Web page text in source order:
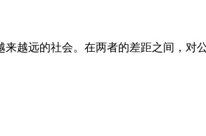
越远的社会。在两者的差距之间，对